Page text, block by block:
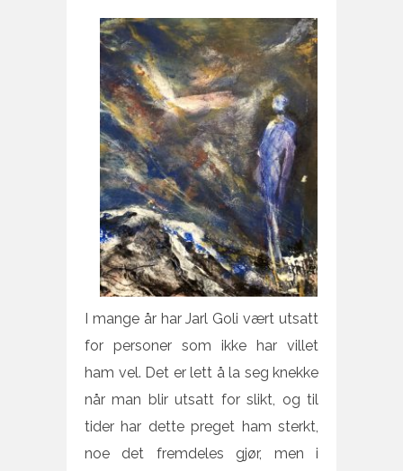
I mange år har Jarl Goli vært utsatt
for personer som ikke har villet
ham vel. Det er lett å la seg knekke
når man blir utsatt for slikt, og til
tider har dette preget ham sterkt,
noe det fremdeles gjør, men i